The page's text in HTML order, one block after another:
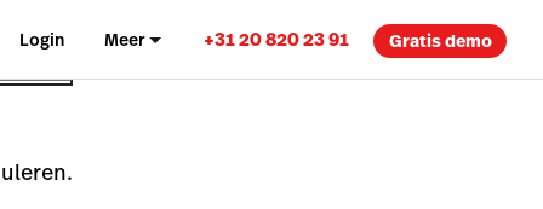
Login Meer +31 20 820 23 91 Gratis demo